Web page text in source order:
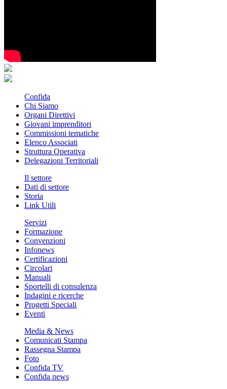
Confida
Chi Siamo
Organi Direttivi
Giovani imprenditori
Commissioni tematiche
Elenco Associati
Struttura Operativa
Delegazioni Territoriali
Il settore
Dati di settore
Storia
Link Utili
Servizi
Formazione
Convenzioni
Infonews
Certificazioni
Circolari
Manuali
Sportelli di consulenza
Indagini e ricerche
Progetti Speciali
Eventi
Media & News
Comunicati Stampa
Rassegna Stampa
Foto
Confida TV
Confida news